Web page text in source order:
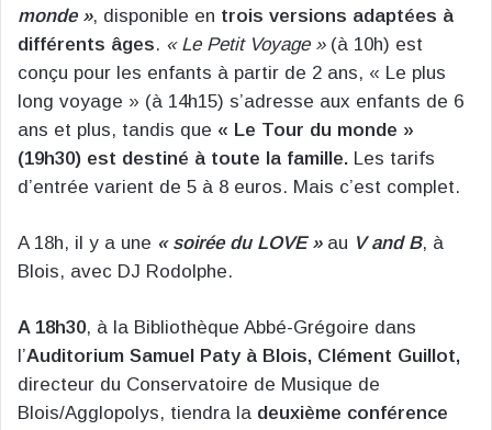
monde », disponible en trois versions adaptées à
différents âges. « Le Petit Voyage »(à 10h) est
conçu pour les enfants à partir de 2 ans, « Le plus
long voyage » (à 14h15) s’adresse aux enfants de 6
ans et plus, tandis que « Le Tour du monde »
(19h30) est destiné à toute la famille. Les tarifs
d’entrée varient de 5 à 8 euros. Mais c’est complet.
A 18h, il y a une « soirée du LOVE »au V and B, à
Blois, avec DJ Rodolphe.
A 18h30, à la Bibliothèque Abbé-Grégoire dans
l’Auditorium Samuel Paty à Blois, Clément Guillot,
directeur du Conservatoire de Musique de
Blois/Agglopolys, tiendra la deuxième conférence